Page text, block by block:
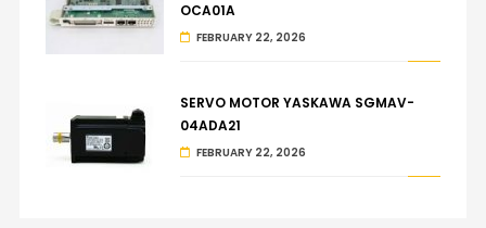
OCA01A
FEBRUARY 22, 2026
SERVO MOTOR YASKAWA SGMAV-
04ADA21
FEBRUARY 22, 2026